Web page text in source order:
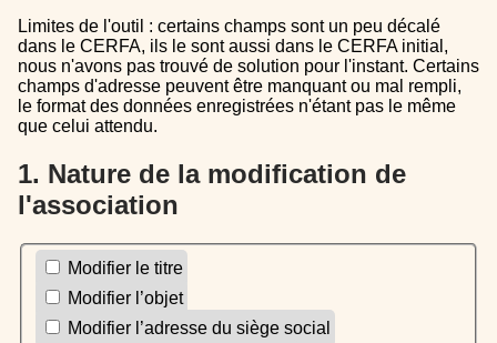
Limites de l'outil : certains champs sont un peu décalé
dans le CERFA, ils le sont aussi dans le CERFA initial,
nous n'avons pas trouvé de solution pour l'instant. Certains
champs d'adresse peuvent être manquant ou mal rempli,
le format des données enregistrées n'étant pas le même
que celui attendu.
1. Nature de la modification de
l'association
Modifier le titre
Modifier l’objet
Modifier l’adresse du siège social